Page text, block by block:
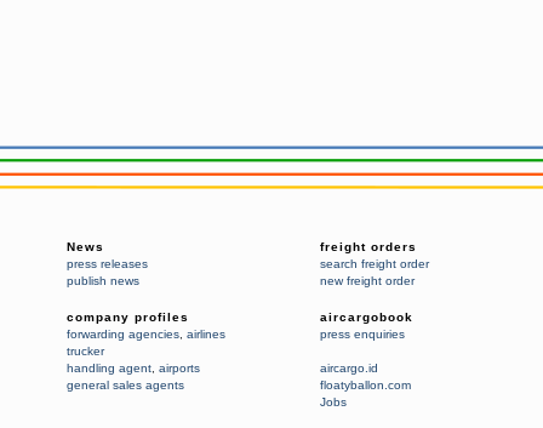
News
press releases
publish news
freight orders
search freight order
new freight order
company profiles
forwarding agencies airlines
trucker
handling agent airports
general sales agents
aircargobook
press enquiries
aircargo.id
floatyballon.com
Jobs